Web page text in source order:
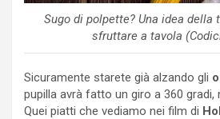
Sugo di polpette? Una idea della
sfruttare a tavola
Sicuramente starete già alzando gli
pupilla avrà fatto un giro a 360
Quei piatti che vediamo nei film di